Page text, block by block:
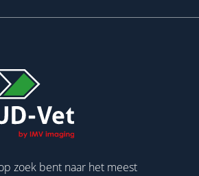
zoek bent naar het meest